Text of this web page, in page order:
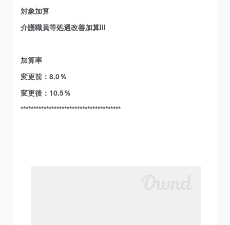
対象加算
介護職員等処遇改善加算Ⅲ
加算率
変更前：8.0％
変更後：10.5％
***************************************